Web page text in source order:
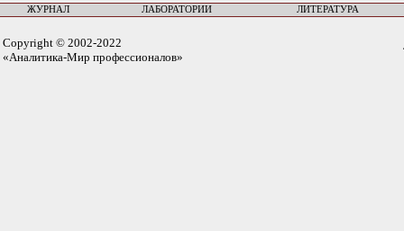
ЖУРНАЛ ЛАБОРАТОРИИ ЛИТЕРАТУРА
Copyright © 2002-2022
«Аналитика-Мир профессионалов»